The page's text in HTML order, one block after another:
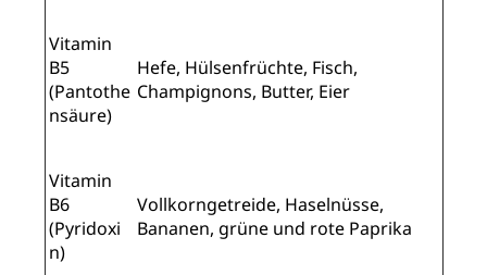
Vitamin
B5
(Pantothe
nsäure)
Hefe, Hülsenfrüchte, Fisch,
Champignons, Butter, Eier
Vitamin
B6
(Pyridoxi
n)
Vollkorngetreide, Haselnüsse,
Bananen, grüne und rote Paprika